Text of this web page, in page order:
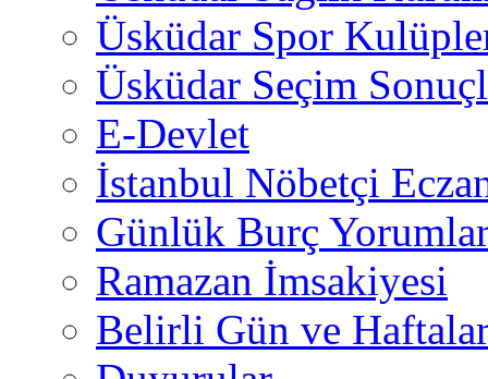
Üsküdar Spor
Üsküdar Seçim
E-Devlet
İstanbul Nöbetçi
Günlük Burç
Ramazan İmsakiyesi
Belirli Gün ve